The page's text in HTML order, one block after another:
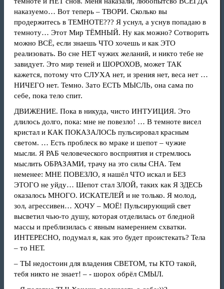
наказуемо… Вот теперь – ТВОРИ. Сколько вы
продержитесь в ТЕМНОТЕ??? Я уснул, а уснув попадаю в
темноту… Этот Мир ТЁМНЫЙ. Ну как можно? Сотворить
можно ВСЁ, если знаешь ЧТО хочешь и как ЭТО
реализовать. Во сне НЕТ чужих желаний, и никто тебе не
завидует. Это мир теней и ШОРОХОВ, может ТАК
кажется, потому что СЛУХА нет, и зрения нет, веса нет …
НИЧЕГО нет. Темно. Зато ЕСТЬ МЫСЛЬ, она сама по
себе, пока тело спит.
ДВИЖЕНИЕ. Пока в никуда, чисто ИНТУИЦИЯ. Это
длилось долго, пока: мне не повезло! … В темноте висел
кристал и КАК ПОКАЗАЛОСЬ пульсировал красным
светом. … Есть проблеск во мраке и шепот – чужие
мысли. Я РАБ человеческого восприятия и стремлюсь
мыслить ОБРАЗАМИ, трачу на это силы СНА. Тем
неменее: МНЕ ПОВЕЗЛО, я нашёл ЧТО искал и БЕЗ
ЭТОГО не уйду… Шепот стал ЗЛОЙ, таких как Я ЗДЕСЬ
оказалось МНОГО. ИСКАТЕЛЕЙ и не только. Я молод,
зол, агрессивен… ХОЧУ – МОЁ! Пульсирующий свет
высветил чью‑то душу, которая отделилась от бледной
массы и преблизилась с явным намерением схватки.
ИНТЕРЕСНО, подумал я, как это будет проистекать? Тела
– то НЕТ.
– ТЫ недостоин для владения СВЕТОМ, ты КТО такой,
тебя никто не знает! – ‑ шорох обрёл СМЫЛ.